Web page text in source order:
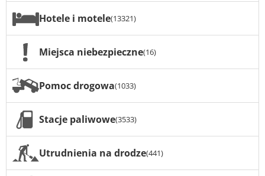
Hotele i motele(13321)
Miejsca niebezpieczne(16)
Pomoc drogowa(1033)
Stacje paliwowe(3533)
Utrudnienia na drodze(441)